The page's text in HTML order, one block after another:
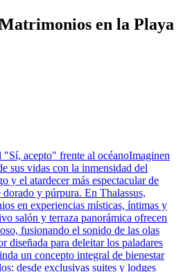
en la Playa
"Sí, acepto" frente al océanoImaginen
sus vidas con la inmensidad del
y el atardecer más espectacular de
y púrpura. En Thalassus,
en experiencias místicas, íntimas y
salón y terraza panorámica ofrecen
fusionando el sonido de las olas
diseñada para deleitar los paladares
un concepto integral de bienestar
desde exclusivas suites y lodges